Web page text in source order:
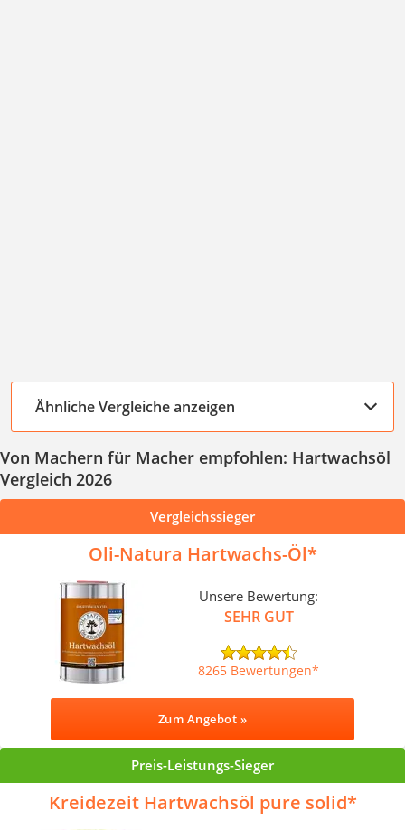
Ähnliche Vergleiche anzeigen
Von Machern für Macher empfohlen: Hartwachsöl
Vergleich 2026
Vergleichssieger
Oli-Natura Hartwachs-Öl
Unsere Bewertung:
SEHR GUT
8265 Bewertungen
Zum Angebot »
Preis-Leistungs-Sieger
Kreidezeit Hartwachsöl pure solid